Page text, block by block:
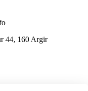
44, 160 Argir